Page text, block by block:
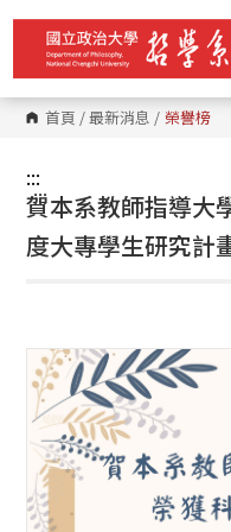
跳
要
內
容
區 首頁 /最新消息 / 榮譽榜
:::
:::
賀本系教師指導大
度大專學生研究計